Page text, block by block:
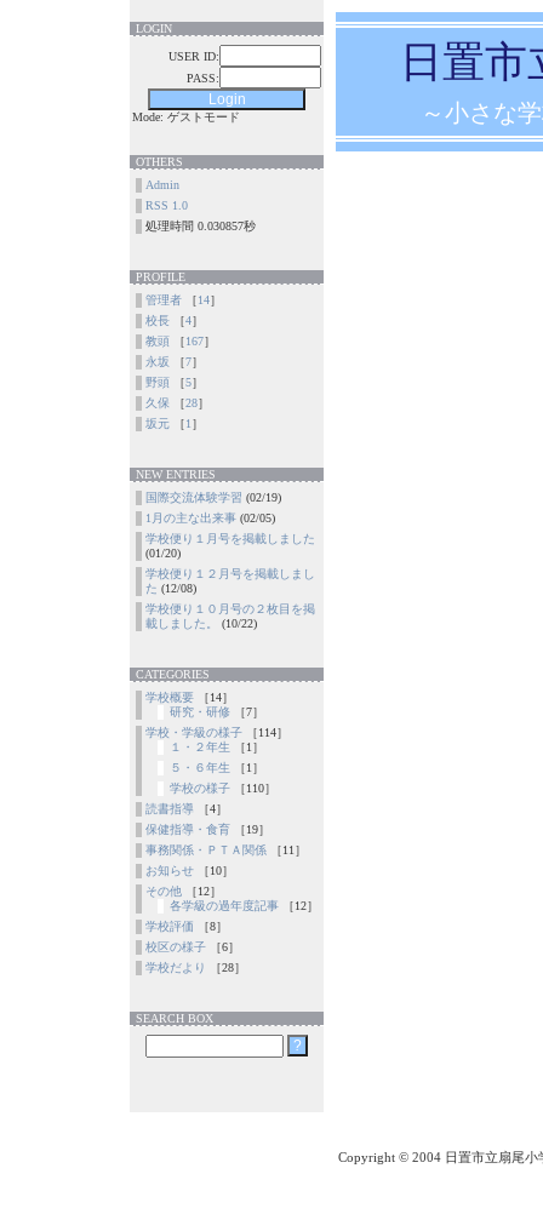
LOGIN
USER ID:
PASS:
Mode: ゲストモード
OTHERS
Admin
RSS 1.0
処理時間 0.030857秒
PROFILE
管理者 ［14］
校長 ［4］
教頭 ［167］
永坂 ［7］
野頭 ［5］
久保 ［28］
坂元 ［1 ］
NEW ENTRIES
国際交流体験学習 (02/19)
1月の主な出来事 (02/05)
学校便り１月号を掲載しました
(01/20)
学校便り１２月号を掲載しまし
た (12/08)
学校便り１０月号の２枚目を掲
載しました。
(10/22)
CATEGORIES
学校概要 ［14］
研究・研修 ［7］
学校・学級の様子 ［114］
１・２年生 ［1］
５・６年生 ［1］
学校の様子 ［110］
読書指導 ［4］
保健指導・食育 ［19］
事務関係・ＰＴＡ関係 ［11］
お知らせ ［10］
その他 ［12］
各学級の過年度記事 ［12］
学校評価 ［8］
校区の様子 ［6］
学校だより
［28］
SEARCH BOX
日置
～小さな
Copyright © 2004 日置市立扇尾